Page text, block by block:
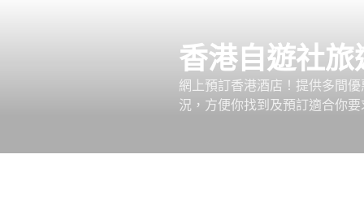
香港自遊社旅
網上預訂香港酒店！提供多間
況，方便你找到及預訂適合你